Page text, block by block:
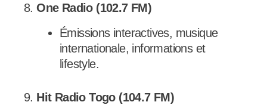
8.One Radio (102.7 FM)
Émissions interactives, musique
internationale, informations et
lifestyle.
9. Hit Radio Togo (104.7 FM)